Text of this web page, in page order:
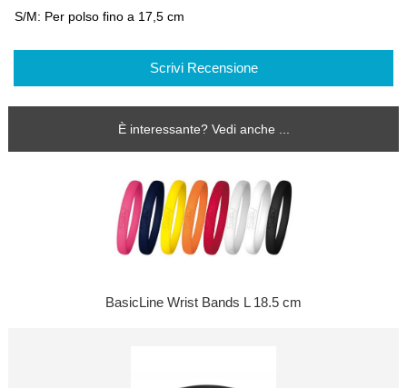
S/M: Per polso fino a 17,5 cm
Scrivi Recensione
È interessante? Vedi anche ...
BasicLine Wrist Bands L 18.5 cm